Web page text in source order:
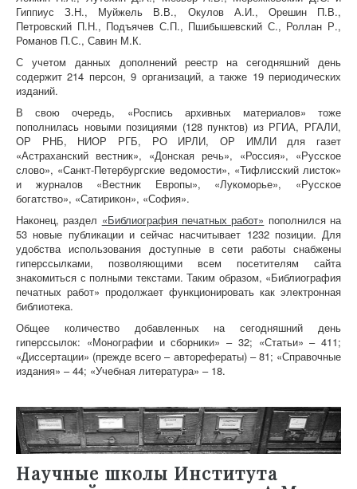
Гиппиус З.Н., Муйжель В.В., Окулов А.И., Орешин П.В.,
Петровский П.Н., Подъячев С.П., Пшибышевский С., Роллан Р.,
Романов П.С., Савин М.К.
С учетом данных дополнений реестр на сегодняшний день
содержит 214 персон, 9 организаций, а также 19 периодических
изданий.
В свою очередь, «Роспись архивных материалов» тоже
пополнилась новыми позициями (128 пунктов) из РГИА, РГАЛИ,
ОР РНБ, НИОР РГБ, РО ИРЛИ, ОР ИМЛИ для газет
«Астраханский вестник», «Донская речь», «Россия», «Русское
слово», «Санкт-Петербургские ведомости», «Тифлисский листок»
и журналов «Вестник Европы», «Лукоморье», «Русское
богатство», «Сатирикон», «София».
Наконец, раздел «Библиография печатных работ» пополнился на
53 новые публикации и сейчас насчитывает 1232 позиции. Для
удобства использования доступные в сети работы снабжены
гиперссылками, позволяющими всем посетителям сайта
знакомиться с полными текстами. Таким образом, «Библиография
печатных работ» продолжает функционировать как электронная
библиотека.
Общее количество добавленных на сегодняшний день
гиперссылок: «Монографии и сборники» – 32; «Статьи» – 411;
«Диссертации» (прежде всего – авторефераты) – 81; «Справочные
издания» – 44; «Учебная литература» – 18.
Научные школы Института